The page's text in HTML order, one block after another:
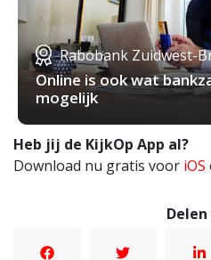
Rabobank Zuidwest-
Online is ook wat
mogelijk
Heb jij de KijkOp App al?
Download nu gratis voor iOS